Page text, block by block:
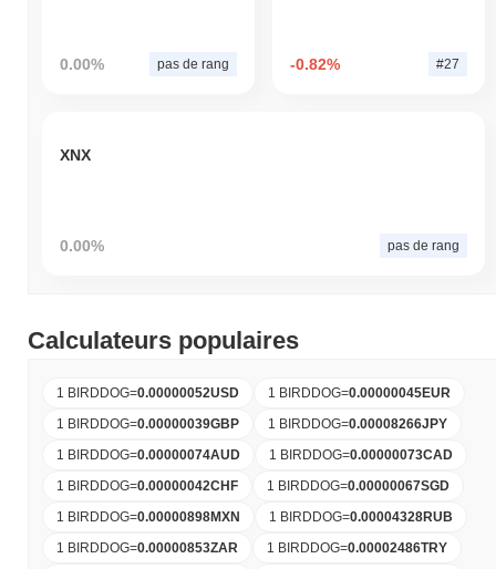
0.00% pas de rang -0.82% #27
XNX
0.00% pas de rang
Calculateurs populaires
1 BIRDDOG=0.00000052USD 1 BIRDDOG=0.00000045EUR
1 BIRDDOG=0.00000039GBP 1 BIRDDOG=0.00008266JPY
1 BIRDDOG=0.00000074AUD 1 BIRDDOG=0.00000073CAD
1 BIRDDOG=0.00000042CHF 1 BIRDDOG=0.00000067SGD
1 BIRDDOG=0.00000898MXN 1 BIRDDOG=0.00004328RUB
1 BIRDDOG=0.00000853ZAR 1 BIRDDOG=0.00002486TRY